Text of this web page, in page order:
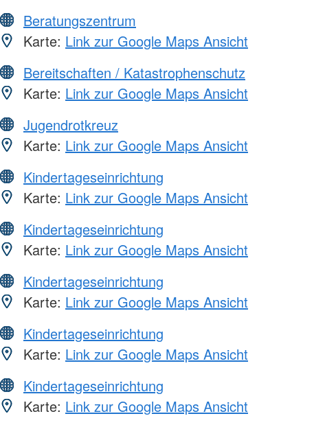
Beratungszentrum
Karte: Link zur Google Maps Ansicht
Bereitschaften / Katastrophenschutz
Karte: Link zur Google Maps Ansicht
Jugendrotkreuz
Karte: Link zur Google Maps Ansicht
Kindertageseinrichtung
Karte: Link zur Google Maps Ansicht
Kindertageseinrichtung
Karte: Link zur Google Maps Ansicht
Kindertageseinrichtung
Karte: Link zur Google Maps Ansicht
Kindertageseinrichtung
Karte: Link zur Google Maps Ansicht
Kindertageseinrichtung
Karte: Link zur Google Maps Ansicht